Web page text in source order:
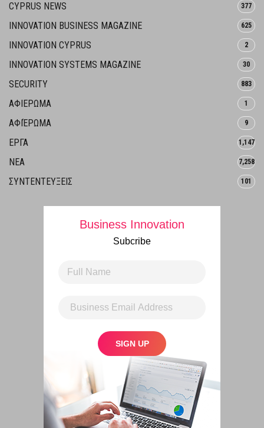
CYPRUS NEWS 377
INNOVATION BUSINESS MAGAZINE 625
INNOVATION CYPRUS 2
INNOVATION SYSTEMS MAGAZINE 30
SECURITY 883
ΑΦΙΕΡΩΜΑ 1
ΑΦΙΈΡΩΜΑ 9
ΕΡΓΑ 1,147
ΝΕΑ 7,258
ΣΥΝΤΕΝΤΕΥΞΕΙΣ 101
Business Innovation
Subcribe